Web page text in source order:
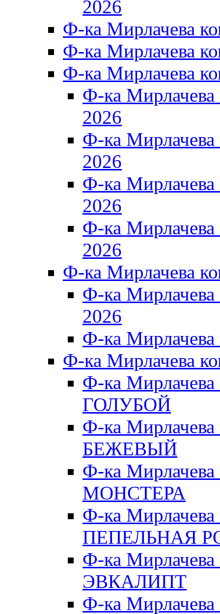
2026
Ф-ка Мирлачева
Ф-ка Мирлачева
Ф-ка Мирлачева
Ф-ка
2026
Ф-ка
2026
Ф-ка
2026
Ф-ка
2026
Ф-ка Мирлачева
Ф-ка
2026
Ф-ка
Ф-ка Мирлачева
Ф-ка
ГОЛУБОЙ
Ф-ка
БЕЖЕВЫЙ
Ф-ка
МОНСТЕРА
Ф-ка
ПЕПЕЛЬНАЯ
Ф-ка
ЭВКАЛИПТ
Ф-ка